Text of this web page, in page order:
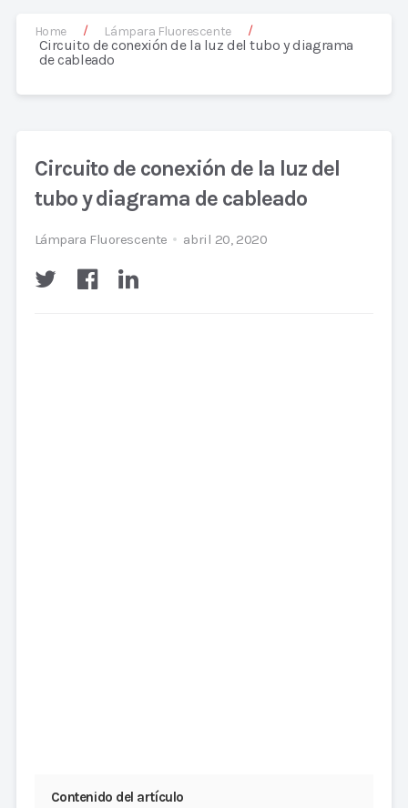
Home / Lámpara Fluorescente /
Circuito de conexión de la luz del tubo y diagrama
de cableado
Circuito de conexión de la luz del
tubo y diagrama de cableado
Lámpara Fluorescente abril 20, 2020
Contenido del artículo